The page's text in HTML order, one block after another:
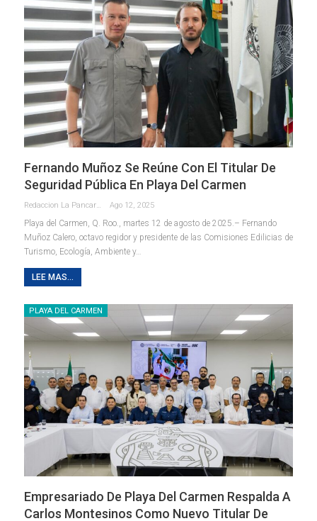
Fernando Muñoz Se Reúne Con El Titular De
Seguridad Pública En Playa Del Carmen
Redaccion La Pancarta De Quintana Roo Ago 12, 2025
Playa del Carmen, Q. Roo., martes 12 de agosto de 2025.– Fernando
Muñoz Calero, octavo regidor y presidente de las Comisiones Edilicias de
Turismo, Ecología, Ambiente y…
LEE MAS...
PLAYA DEL CARMEN
Empresariado De Playa Del Carmen Respalda A
Carlos Montesinos Como Nuevo Titular De